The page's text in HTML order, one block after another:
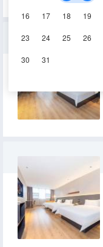
16 17 18 19
23 24 25 26
30 31